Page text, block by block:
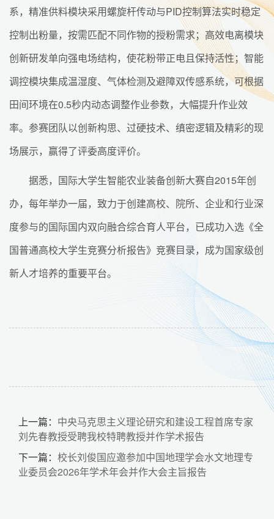
系，精准供料模块采用螺旋杆传动与PID控制算法实时稳定
控制出粉量，按需匹配不同作物的授粉需求；高效电离模块
创新研发单向强电场结构，使花粉带正电且保持活性；智能
调控模块集成温湿度、气体检测及避障双传感系统，可根据
田间环境在0.5秒内动态调整作业参数，大幅提升作业效
率。参赛团队以创新构思、过硬技术、缜密逻辑及精彩的现
场展示，赢得了评委高度评价。
据悉，国际大学生智能农业装备创新大赛自2015年创
办，每年举办一届，致力于创建高校、院所、企业和行业深
度参与的国际国内双向融合综合育人平台，已成功入选《全
国普通高校大学生竞赛分析报告》竞赛目录，成为国家级创
新人才培养的重要平台。
上一篇： 中央马克思主义理论研究和建设工程首席专家
刘先春教授受聘我校特聘教授并作学术报告
下一篇： 校长刘俊国应邀参加中国地理学会水文地理专
业委员会2026年学术年会并作大会主旨报告